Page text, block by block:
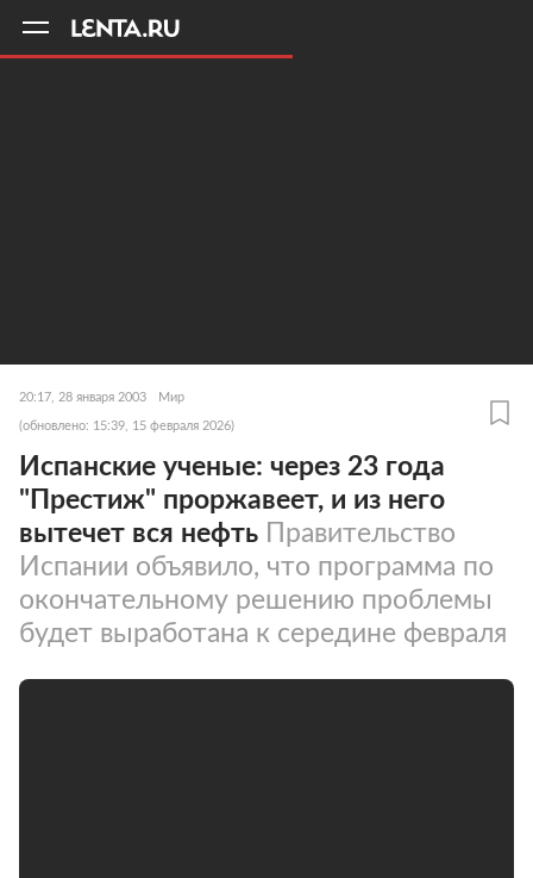
20:17, 28 января 2003 Мир
(обновлено: 15:39, 15 февраля 2026)
Испанские ученые: через 23 года
"Престиж" проржавеет, и из него
вытечет вся нефть Правительство
Испании объявило, что программа по
окончательному решению проблемы
будет выработана к середине февраля